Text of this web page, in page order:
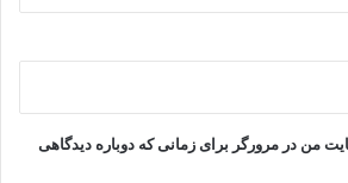
من در مرورگر برای زمانی که دوباره دیدگاهی